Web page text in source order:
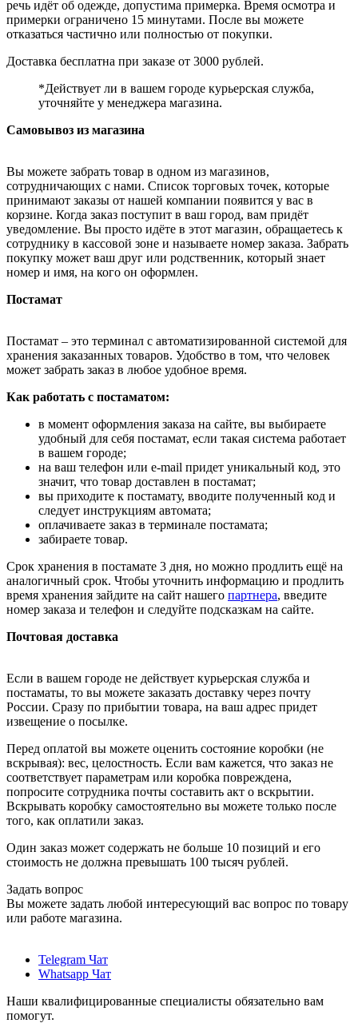
речь идёт об одежде, допустима примерка. Время осмотра и
примерки ограничено 15 минутами. После вы можете
отказаться частично или полностью от покупки.
Доставка бесплатна при заказе от 3000 рублей.
*Действует ли в вашем городе курьерская служба,
уточняйте у менеджера магазина.
Самовывоз из магазина
Вы можете забрать товар в одном из магазинов,
сотрудничающих с нами. Список торговых точек, которые
принимают заказы от нашей компании появится у вас в
корзине. Когда заказ поступит в ваш город, вам придёт
уведомление. Вы просто идёте в этот магазин, обращаетесь к
сотруднику в кассовой зоне и называете номер заказа. Забрать
покупку может ваш друг или родственник, который знает
номер и имя, на кого он оформлен.
Постамат
Постамат – это терминал с автоматизированной системой для
хранения заказанных товаров. Удобство в том, что человек
может забрать заказ в любое удобное время.
Как работать с постаматом:
в момент оформления заказа на сайте, вы выбираете
удобный для себя постамат, если такая система работает
в вашем городе;
на ваш телефон или e-mail придет уникальный код, это
значит, что товар доставлен в постамат;
вы приходите к постамату, вводите полученный код и
следует инструкциям автомата;
оплачиваете заказ в терминале постамата;
забираете товар.
Срок хранения в постамате 3 дня, но можно продлить ещё на
аналогичный срок. Чтобы уточнить информацию и продлить
время хранения зайдите на сайт нашего партнера, введите
номер заказа и телефон и следуйте подсказкам на сайте.
Почтовая доставка
Если в вашем городе не действует курьерская служба и
постаматы, то вы можете заказать доставку через почту
России. Сразу по прибытии товара, на ваш адрес придет
извещение о посылке.
Перед оплатой вы можете оценить состояние коробки (не
вскрывая): вес, целостность. Если вам кажется, что заказ не
соответствует параметрам или коробка повреждена,
попросите сотрудника почты составить акт о вскрытии.
Вскрывать коробку самостоятельно вы можете только после
того, как оплатили заказ.
Один заказ может содержать не больше 10 позиций и его
стоимость не должна превышать 100 тысяч рублей.
Задать вопрос
Вы можете задать любой интересующий вас вопрос по товару
или работе магазина.
Telegram Чат
Whatsapp Чат
Наши квалифицированные специалисты обязательно вам
помогут.